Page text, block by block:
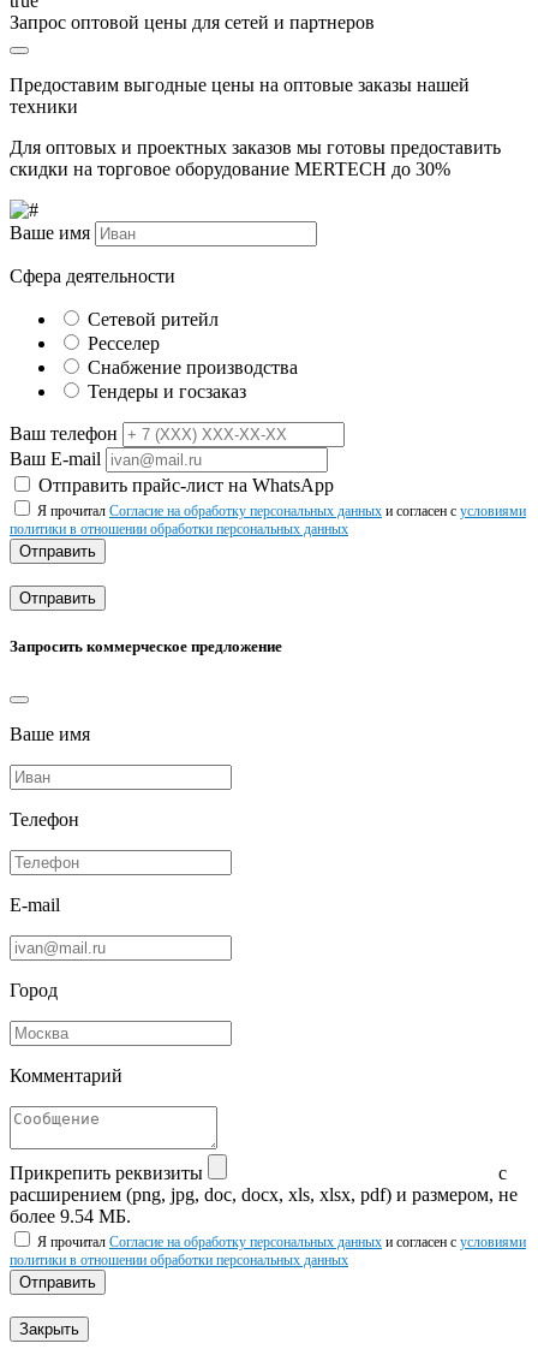
Запрос оптовой цены для сетей и партнеров
Предоставим выгодные цены на оптовые заказы нашей
техники
Для оптовых и проектных заказов мы готовы предоставить
скидки на торговое оборудование MERTECH до 30%
Ваше имя
Сфера деятельности
Сетевой ритейл
Ресселер
Снабжение производства
Тендеры и госзаказ
Ваш телефон
Ваш E-mail
Отправить прайс-лист на WhatsApp
Я прочитал Согласие на обработку персональных данных и согласен с условиями
политики в отношении обработки персональных данных
Отправить
Отправить
Запросить коммерческое предложение
Ваше имя
Телефон
E-mail
Город
Комментарий
Прикрепить реквизиты
с
расширением (png, jpg, doc, docx, xls, xlsx, pdf) и размером, не
более 9.54 МБ.
Я прочитал Согласие на обработку персональных данных и согласен с условиями
политики в отношении обработки персональных данных
Отправить
Закрыть